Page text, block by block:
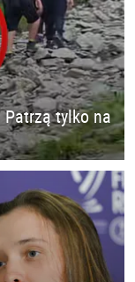
Patrzą tylko na